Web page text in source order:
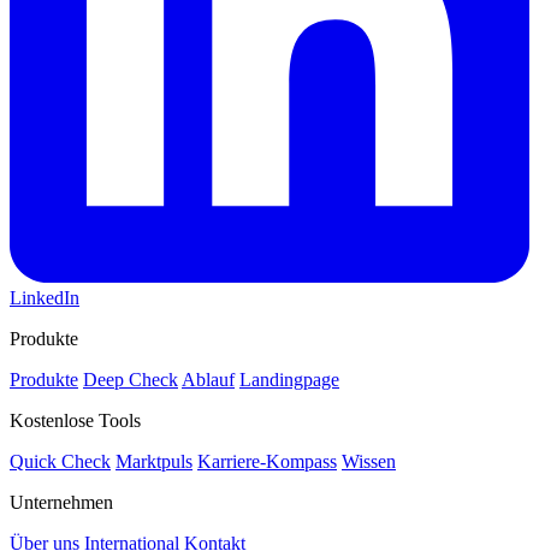
LinkedIn
Produkte
Produkte Deep Check Ablauf Landingpage
Kostenlose Tools
Quick Check Marktpuls Karriere-Kompass Wissen
Unternehmen
Über uns International Kontakt